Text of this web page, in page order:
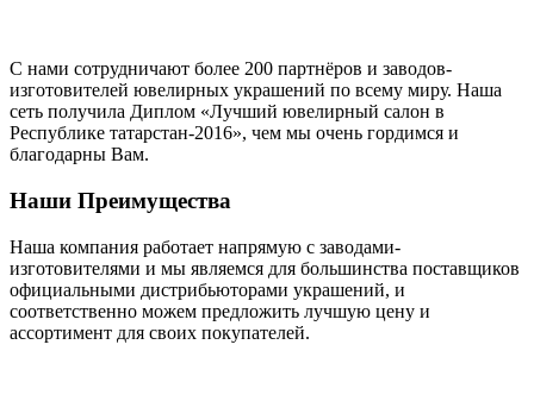
С нами сотрудничают более 200 партнёров и заводов-
изготовителей ювелирных украшений по всему миру. Наша
сеть получила Диплом «Лучший ювелирный салон в
Республике татарстан-2016», чем мы очень гордимся и
благодарны Вам.
Наши Преимущества
Наша компания работает напрямую с заводами-
изготовителями и мы являемся для большинства поставщиков
официальными дистрибьюторами украшений, и
соответственно можем предложить лучшую цену и
ассортимент для своих покупателей.